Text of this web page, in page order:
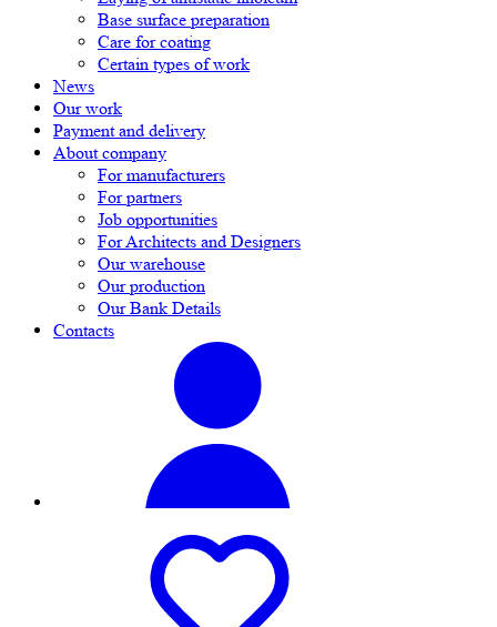
Base surface preparation
Care for coating
Certain types of work
News
Our work
Payment and delivery
About company
For manufacturers
For partners
Job opportunities
For Architects and Designers
Our warehouse
Our production
Our Bank Details
Contacts